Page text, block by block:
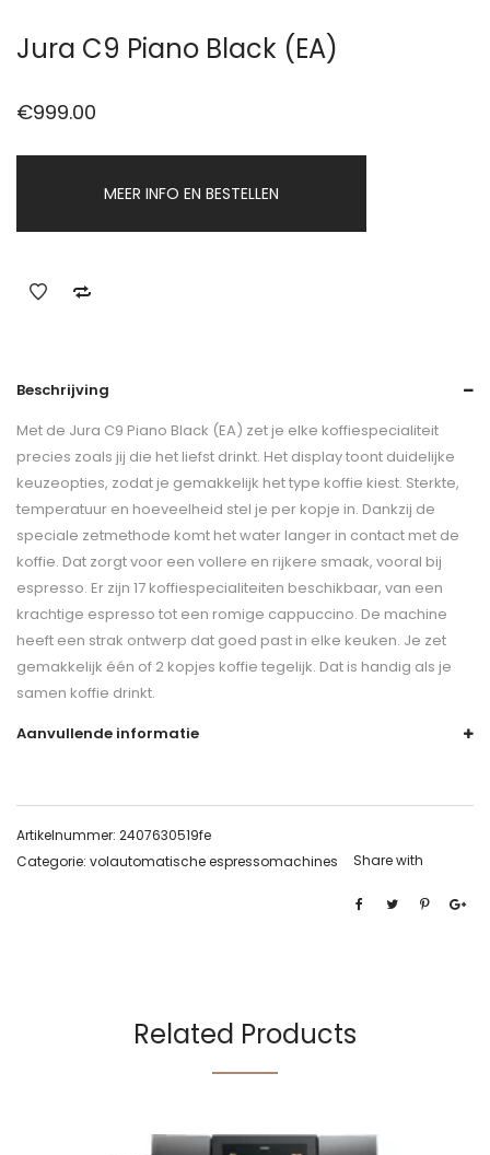
Jura C9 Piano Black (EA)
€999.00
MEER INFO EN BESTELLEN
Beschrijving
Met de Jura C9 Piano Black (EA) zet je elke koffiespecialiteit
precies zoals jij die het liefst drinkt. Het display toont duidelijke
keuzeopties, zodat je gemakkelijk het type koffie kiest. Sterkte,
temperatuur en hoeveelheid stel je per kopje in. Dankzij de
speciale zetmethode komt het water langer in contact met de
koffie. Dat zorgt voor een vollere en rijkere smaak, vooral bij
espresso. Er zijn 17 koffiespecialiteiten beschikbaar, van een
krachtige espresso tot een romige cappuccino. De machine
heeft een strak ontwerp dat goed past in elke keuken. Je zet
gemakkelijk één of 2 kopjes koffie tegelijk. Dat is handig als je
samen koffie drinkt.
Aanvullende informatie
Artikelnummer: 2407630519fe
Categorie: volautomatische espressomachines Share with
Related Products